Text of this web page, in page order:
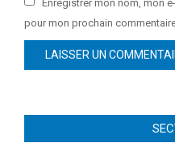
pour mon prochain